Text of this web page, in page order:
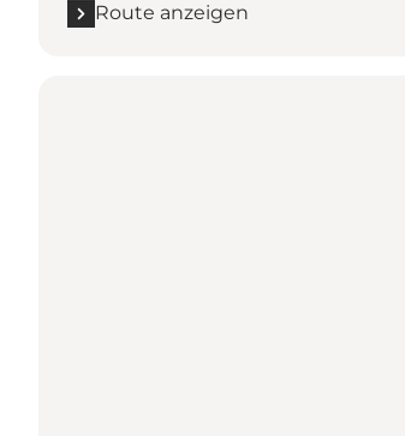
Route anzeigen